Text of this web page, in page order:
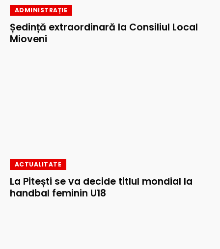
ADMINISTRAȚIE
Ședință extraordinară la Consiliul Local
Mioveni
ACTUALITATE
La Pitești se va decide titlul mondial la
handbal feminin U18